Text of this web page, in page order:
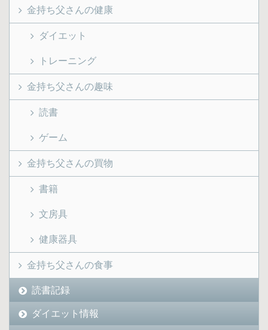
金持ち父さんの健康
ダイエット
トレーニング
金持ち父さんの趣味
読書
ゲーム
金持ち父さんの買物
書籍
文房具
健康器具
金持ち父さんの食事
読書記録
ダイエット情報